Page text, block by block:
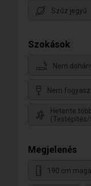
Szűz jegyű
Szokások
Nem
Nem
Hetente
Megjelenés
190 cm